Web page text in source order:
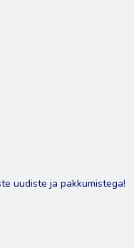
uudiste ja pakkumistega!